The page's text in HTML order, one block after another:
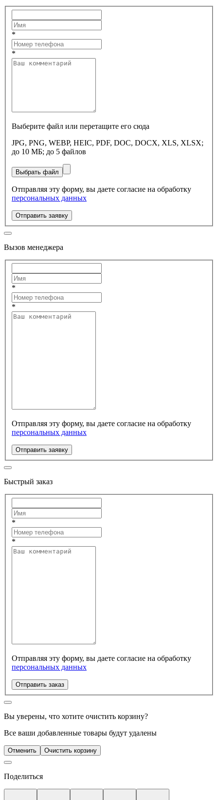
*
*
Выберите файл или перетащите его сюда
JPG, PNG, WEBP, HEIC, PDF, DOC, DOCX, XLS, XLSX;
до 10 МБ; до 5 файлов
Выбрать файл
Отправляя эту форму, вы даете согласие на обработку
персональных данных
Отправить заявку
Вызов менеджера
*
*
Отправляя эту форму, вы даете согласие на обработку
персональных данных
Отправить заявку
Быстрый заказ
*
*
Отправляя эту форму, вы даете согласие на обработку
персональных данных
Отправить заказ
Вы уверены, что хотите очистить корзину?
Все ваши добавленные товары будут удалены
Отменить Очистить корзину
Поделиться